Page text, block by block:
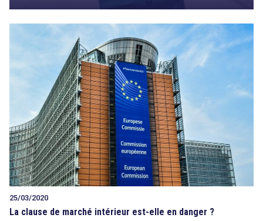
25/03/2020
La clause de marché intérieur est-elle en danger ?